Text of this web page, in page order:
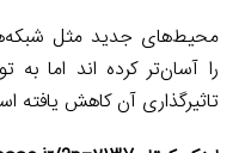
محیط‌های جدید مثل
را آسان‌تر کرده اند اما
تاثیرگذاری آن کاهش یافته